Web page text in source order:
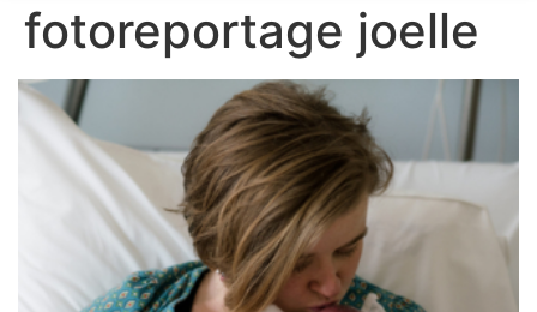
fotoreportage joelle